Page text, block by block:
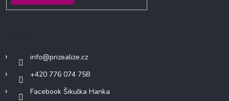
info@prizealize.cz
+420 776 074 758
Facebook Šikulka Hanka